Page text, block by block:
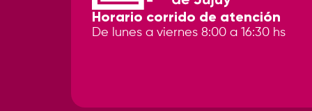
Horario corrido de atención
De lunes a viernes 8:00 a 16:30 hs